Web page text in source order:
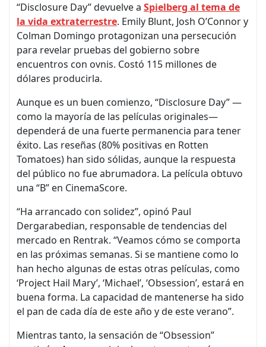
“Disclosure Day” devuelve a Spielberg al tema de
la vida extraterrestre. Emily Blunt, Josh O’Connor y
Colman Domingo protagonizan una persecución
para revelar pruebas del gobierno sobre
encuentros con ovnis. Costó 115 millones de
dólares producirla.
Aunque es un buen comienzo, “Disclosure Day” —
como la mayoría de las películas originales—
dependerá de una fuerte permanencia para tener
éxito. Las reseñas (80% positivas en Rotten
Tomatoes) han sido sólidas, aunque la respuesta
del público no fue abrumadora. La película obtuvo
una “B” en CinemaScore.
“Ha arrancado con solidez”, opinó Paul
Dergarabedian, responsable de tendencias del
mercado en Rentrak. “Veamos cómo se comporta
en las próximas semanas. Si se mantiene como lo
han hecho algunas de estas otras películas, como
‘Project Hail Mary’, ‘Michael’, ‘Obsession’, estará en
buena forma. La capacidad de mantenerse ha sido
el pan de cada día de este año y de este verano”.
Mientras tanto, la sensación de “Obsession”